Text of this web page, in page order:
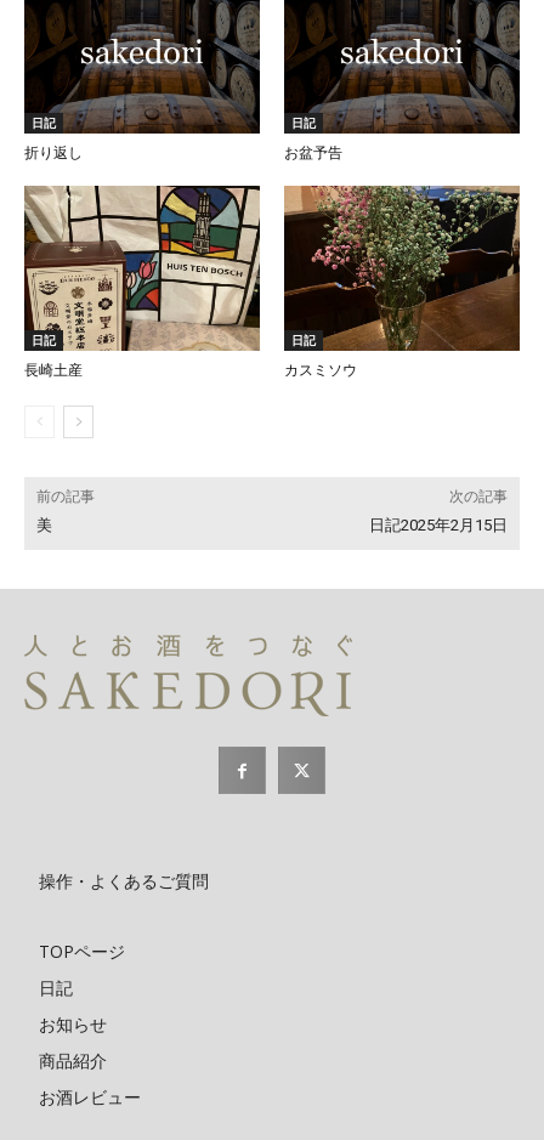
日記
折り返し
日記
お盆予告
日記
長崎土産
日記
カスミソウ
前の記事
美
次の記事
日記2025年2月15日
操作・よくあるご質問
TOPページ
日記
お知らせ
商品紹介
お酒レビュー